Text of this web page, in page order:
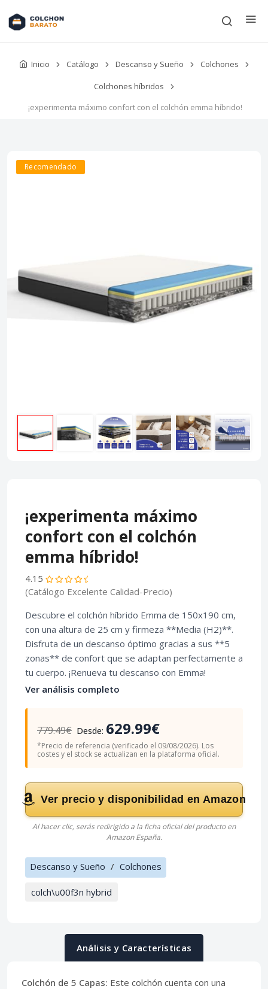
Inicio Catálogo Descanso y Sueño Colchones
Colchones híbridos
¡experimenta máximo confort con el colchón emma híbrido!
Recomendado
¡experimenta máximo
confort con el colchón
emma híbrido!
4.15
(Catálogo Excelente Calidad-Precio)
Descubre el colchón híbrido Emma de 150x190 cm,
con una altura de 25 cm y firmeza **Media (H2)**.
Disfruta de un descanso óptimo gracias a sus **5
zonas** de confort que se adaptan perfectamente a
tu cuerpo. ¡Renueva tu descanso con Emma!
Ver análisis completo
779.49€ Desde: 629.99€
*Precio de referencia (verificado el 09/08/2026). Los
costes y el stock se actualizan en la plataforma oficial.
Ver precio y disponibilidad en Amazon
Al hacer clic, serás redirigido a la ficha oficial del producto en
Amazon España.
Descanso y Sueño / Colchones
colch\u00f3n hybrid
Análisis y Características
Colchón de 5 Capas: Este colchón cuenta con una